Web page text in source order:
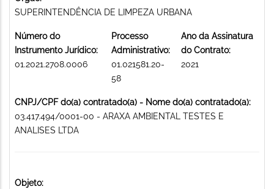
SUPERINTENDÊNCIA DE LIMPEZA URBANA
Número do
Instrumento Jurídico:
01.2021.2708.0006
Processo
Administrativo:
01.021581.20-
58
Ano da Assinatura
do Contrato:
2021
CNPJ/CPF do(a) contratado(a) - Nome do(a) contratado(a):
03.417.494/0001-00 - ARAXA AMBIENTAL TESTES E
ANALISES LTDA
Objeto: